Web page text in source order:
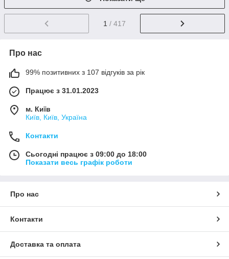
1 / 417
Про нас
99% позитивних з 107 відгуків за рік
Працює з 31.01.2023
м. Київ
Київ, Київ, Україна
Контакти
Сьогодні працює з 09:00 до 18:00
Показати весь графік роботи
Про нас
Контакти
Доставка та оплата